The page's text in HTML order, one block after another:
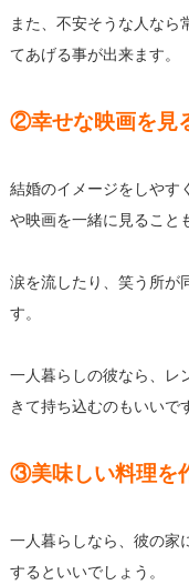
また、 不安そうな人なら
てあげる事が出来ます。
②幸せな映画を見
結婚のイメージをしやす
や映画を一緒に見ること
涙を流したり、 笑う所が
す。
一人暮らしの彼なら、
レ
きて持ち込むのもいいで
③美味しい料理を
一人暮らしなら、 彼の家
するといいでしょ う。